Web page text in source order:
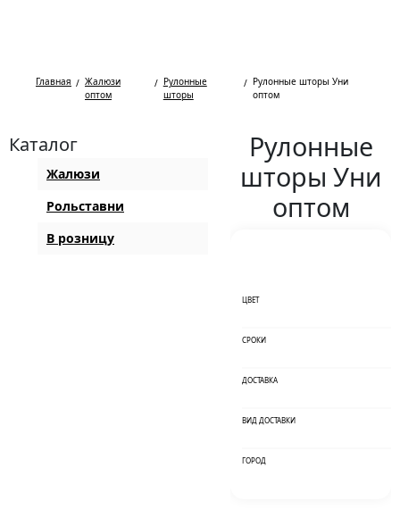
Главная
Жалюзи
оптом
Рулонные
шторы
Рулонные шторы Уни
оптом
Каталог
Жалюзи
Рольставни
В розницу
Рулонные
шторы Уни
оптом
ЦВЕТ
СРОКИ
ДОСТАВКА
ВИД ДОСТАВКИ
ГОРОД